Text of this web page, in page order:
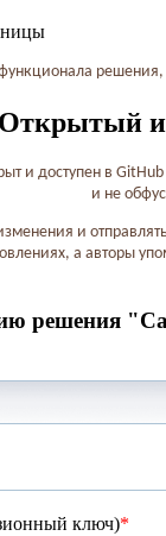
Открытый
и доступен в
и не
и
а авторы
решения
ключ)*